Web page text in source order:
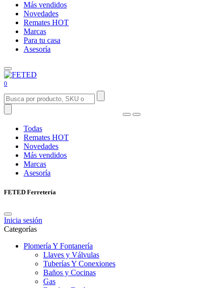
Más vendidos
Novedades
Remates HOT
Marcas
Para tu casa
Asesoría
0
Todas
Remates HOT
Novedades
Más vendidos
Marcas
Asesoría
FETED Ferretería
Inicia sesión
Categorías
Plomería Y Fontanería
Llaves y Válvulas
Tuberías Y Conexiones
Baños y Cocinas
Gas